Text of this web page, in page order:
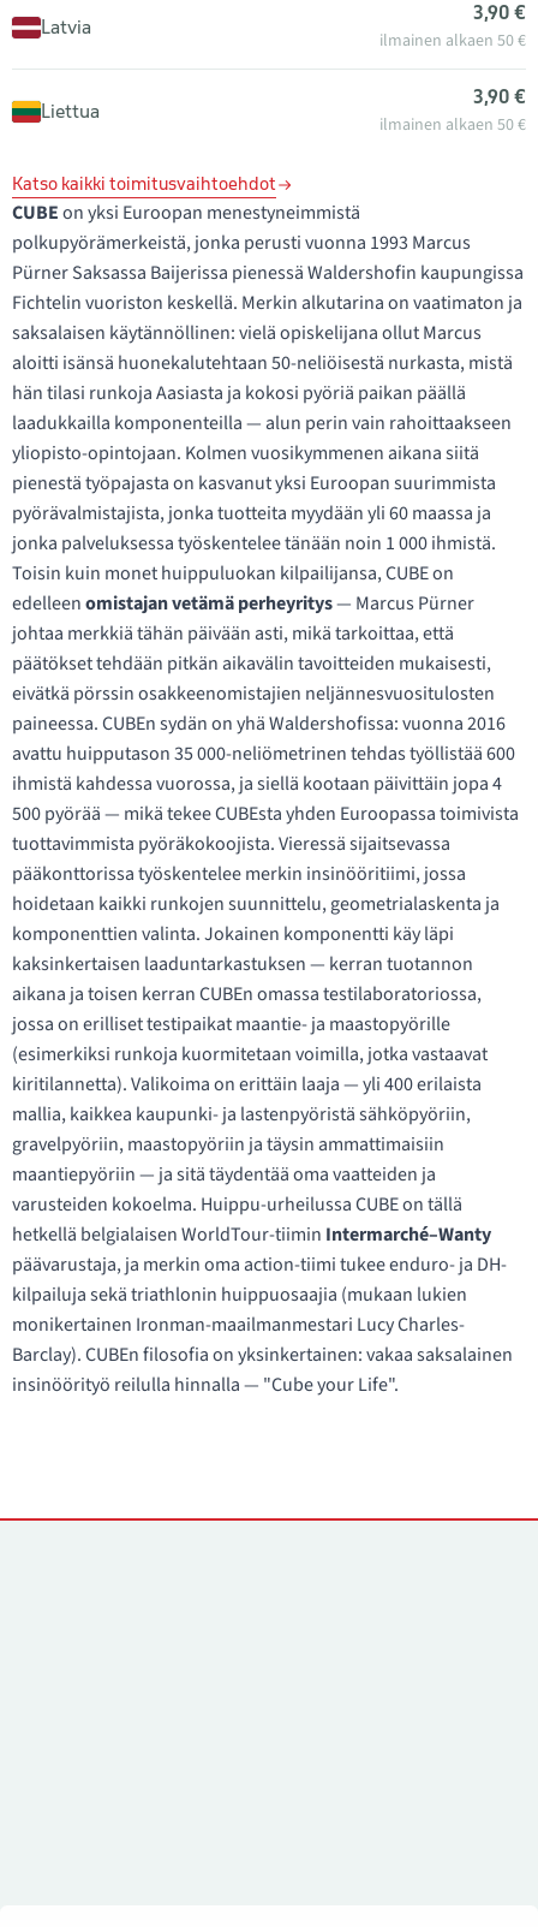
Latvia
3,90 €
ilmainen alkaen 50 €
Liettua
3,90 €
ilmainen alkaen 50 €
Katso kaikki toimitusvaihtoehdot
CUBEon yksi Euroopan menestyneimmistä
polkupyörämerkeistä, jonka perusti vuonna 1993 Marcus
Pürner Saksassa Baijerissa pienessä Waldershofin kaupungissa
Fichtelin vuoriston keskellä. Merkin alkutarina on vaatimaton ja
saksalaisen käytännöllinen: vielä opiskelijana ollut Marcus
aloitti isänsä huonekalutehtaan 50-neliöisestä nurkasta, mistä
hän tilasi runkoja Aasiasta ja kokosi pyöriä paikan päällä
laadukkailla komponenteilla — alun perin vain rahoittaakseen
yliopisto-opintojaan. Kolmen vuosikymmenen aikana siitä
pienestä työpajasta on kasvanut yksi Euroopan suurimmista
pyörävalmistajista, jonka tuotteita myydään yli 60 maassa ja
jonka palveluksessa työskentelee tänään noin 1 000 ihmistä.
Toisin kuin monet huippuluokan kilpailijansa, CUBE on
edelleenomistajan vetämä perheyritys— Marcus Pürner
johtaa merkkiä tähän päivään asti, mikä tarkoittaa, että
päätökset tehdään pitkän aikavälin tavoitteiden mukaisesti,
eivätkä pörssin osakkeenomistajien neljännesvuositulosten
paineessa. CUBEn sydän on yhä Waldershofissa: vuonna 2016
avattu huipputason 35 000-neliömetrinen tehdas työllistää 600
ihmistä kahdessa vuorossa, ja siellä kootaan päivittäin jopa 4
500 pyörää — mikä tekee CUBEsta yhden Euroopassa toimivista
tuottavimmista pyöräkokoojista. Vieressä sijaitsevassa
pääkonttorissa työskentelee merkin insinööritiimi, jossa
hoidetaan kaikki runkojen suunnittelu, geometrialaskenta ja
komponenttien valinta. Jokainen komponentti käy läpi
kaksinkertaisen laaduntarkastuksen — kerran tuotannon
aikana ja toisen kerran CUBEn omassa testilaboratoriossa,
jossa on erilliset testipaikat maantie- ja maastopyörille
(esimerkiksi runkoja kuormitetaan voimilla, jotka vastaavat
kiritilannetta). Valikoima on erittäin laaja — yli 400 erilaista
mallia, kaikkea kaupunki- ja lastenpyöristä sähköpyöriin,
gravelpyöriin, maastopyöriin ja täysin ammattimaisiin
maantiepyöriin — ja sitä täydentää oma vaatteiden ja
varusteiden kokoelma. Huippu-urheilussa CUBE on tällä
hetkellä belgialaisen WorldTour-tiimin Intermarché–Wanty
päävarustaja, ja merkin oma action-tiimi tukee enduro- ja DH-
kilpailuja sekä triathlonin huippuosaajia (mukaan lukien
monikertainen Ironman-maailmanmestari Lucy Charles-
Barclay). CUBEn filosofia on yksinkertainen: vakaa saksalainen
insinöörityö reilulla hinnalla — "Cube your Life".